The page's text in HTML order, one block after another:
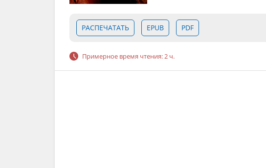
РАСПЕЧАТАТЬ EPUB PDF
Примерное время чтения: 2 ч.